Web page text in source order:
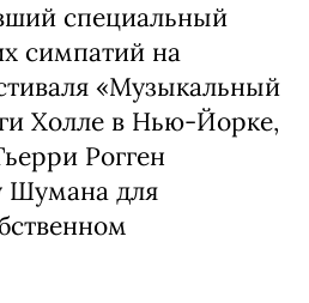
специальный
симпатий на
«Музыкальный
Холле в Нью-Йорке,
Рогген
Шумана для